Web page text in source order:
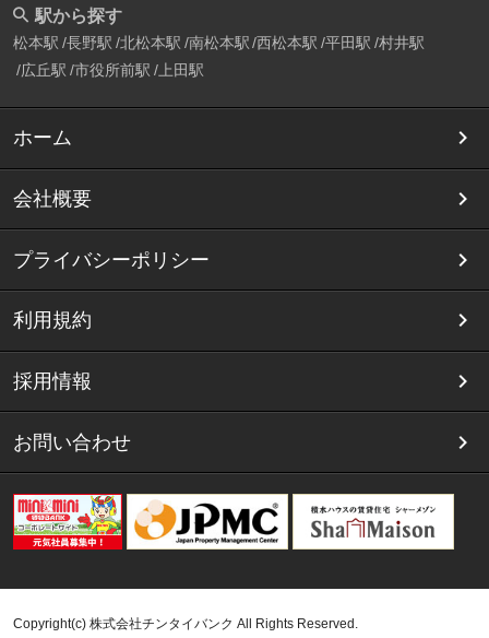
駅から探す
松本駅 長野駅 北松本駅 南松本駅 西松本駅 平田駅 村井駅
広丘駅 市役所前駅 上田駅
ホーム
会社概要
プライバシーポリシー
利用規約
採用情報
お問い合わせ
Copyright(c) 株式会社チンタイバンク All Rights Reserved.